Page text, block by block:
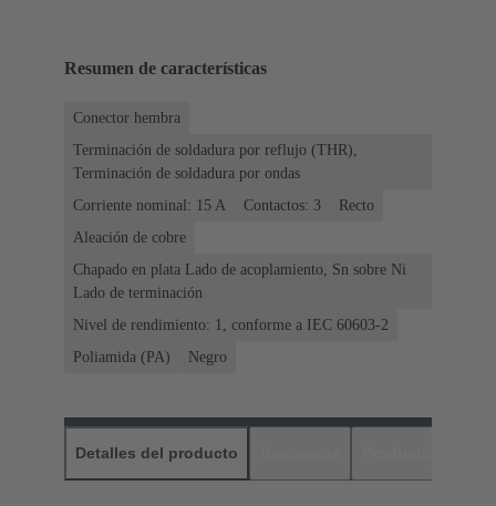
Resumen de características
Conector hembra
Terminación de soldadura por reflujo (THR),
Terminación de soldadura por ondas
Corriente nominal: ‌15 A
Contactos: 3
Recto
Aleación de cobre
Chapado en plata Lado de acoplamiento, Sn sobre Ni
Lado de terminación
Nivel de rendimiento: 1, conforme a IEC 60603-2
Poliamida (PA)
Negro
Detalles del producto